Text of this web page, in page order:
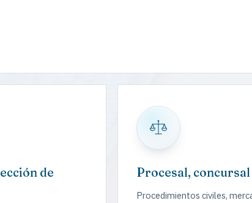
de
Procesal,
Procedimientos civiles,